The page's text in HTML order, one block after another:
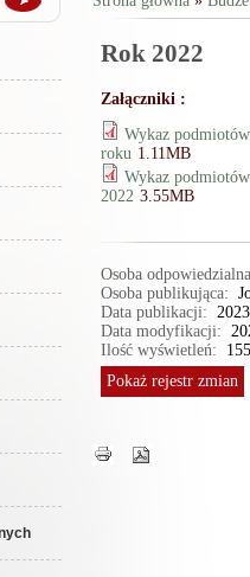
Jesteś tutaj
Rok 2022
Załączniki :
Wykaz
roku 1.11MB
Wykaz
2022 3.55MB
Osoba
Osoba publikująca:
Data publikacji:
Data modyfikacji:
Ilość wyświetleń:
Pokażrejestr zmian